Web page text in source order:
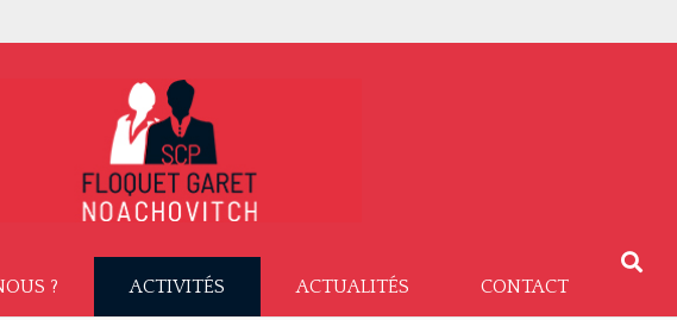
? ACTIVITÉS ACTUALITÉS CONTACT